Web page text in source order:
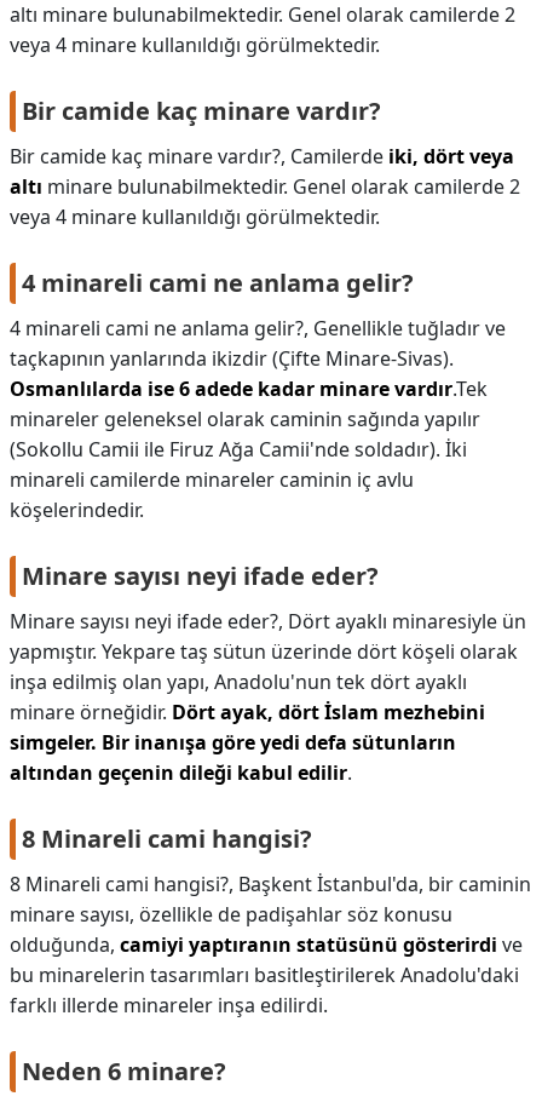
altı minare bulunabilmektedir. Genel olarak camilerde 2
veya 4 minare kullanıldığı görülmektedir.
Bir camide kaç minare vardır?
Bir camide kaç minare vardır?, Camilerde iki, dört veya
altı minare bulunabilmektedir. Genel olarak camilerde 2
veya 4 minare kullanıldığı görülmektedir.
4 minareli cami ne anlama gelir?
4 minareli cami ne anlama gelir?, Genellikle tuğladır ve
taçkapının yanlarında ikizdir (Çifte Minare-Sivas).
Osmanlılarda ise 6 adede kadar minare vardır.Tek
minareler geleneksel olarak caminin sağında yapılır
(Sokollu Camii ile Firuz Ağa Camii'nde soldadır). İki
minareli camilerde minareler caminin iç avlu
köşelerindedir.
Minare sayısı neyi ifade eder?
Minare sayısı neyi ifade eder?, Dört ayaklı minaresiyle ün
yapmıştır. Yekpare taş sütun üzerinde dört köşeli olarak
inşa edilmiş olan yapı, Anadolu'nun tek dört ayaklı
minare örneğidir. Dört ayak, dört İslam mezhebini
simgeler. Bir inanışa göre yedi defa sütunların
altından geçenin dileği kabul edilir.
8 Minareli cami hangisi?
8 Minareli cami hangisi?, Başkent İstanbul'da, bir caminin
minare sayısı, özellikle de padişahlar söz konusu
olduğunda, camiyi yaptıranın statüsünü gösterirdi ve
bu minarelerin tasarımları basitleştirilerek Anadolu'daki
farklı illerde minareler inşa edilirdi.
Neden 6 minare?